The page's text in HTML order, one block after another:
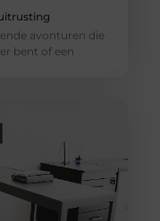
avonturen die
bent of een